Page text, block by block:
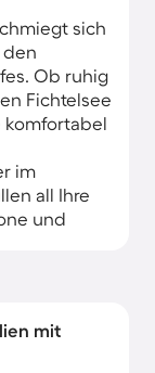
sich
den
Ob ruhig
Fichtelsee
komfortabel
im
all Ihre
und
Glashütte
ein
mit